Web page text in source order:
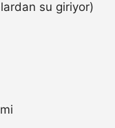
su giriyor)